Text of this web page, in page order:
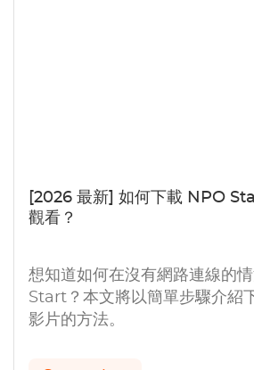
[2026 最新] 如何下載 NPO
觀看？
想知道如何在沒有網路連線的
Start？本文將以簡單步驟介紹
影片的方法。